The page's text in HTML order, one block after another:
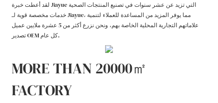
لقد أعطت خبرة Jiayue التي تزيد عن عشر سنوات في تصنيع المنتجات الصحية
خدمات مخصصة قوية لـ Jiayue، مما يوفر المزيد من المساعدة للعملاء لتنمية
علاماتهم التجارية المحلية الخاصة بهم، ونحن نزرع أكثر من 5 عشرة ملايين عميل
تصدير OEM كل عام.
MORE THAN 20000㎡
FACTORY